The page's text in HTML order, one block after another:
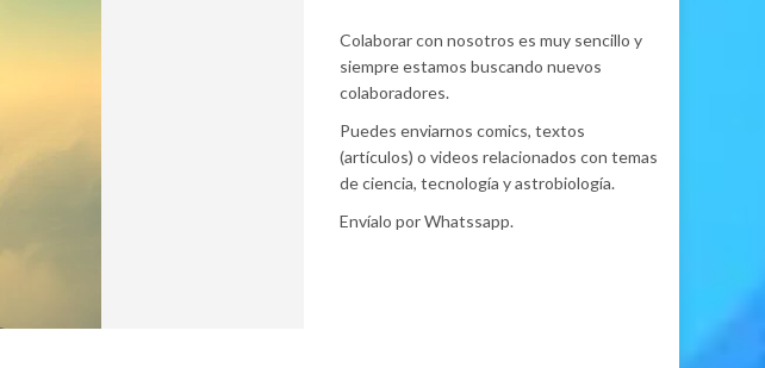
Colaborar con nosotros es muy sencillo y
siempre estamos buscando nuevos
colaboradores.
Puedes enviarnos comics, textos
(artículos) o videos relacionados con temas
de ciencia, tecnología y astrobiología.
Envíalo por Whatssapp.